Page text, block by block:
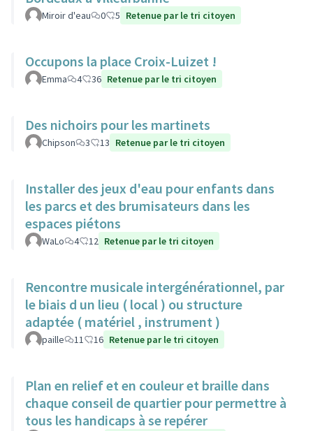
Miroir d'eau 0 5 Retenue par le tri citoyen
Occupons la place Croix-Luizet !
Emma 4 36 Retenue par le tri citoyen
Des nichoirs pour les martinets
Chipson 3 13 Retenue par le tri citoyen
Installer des jeux d'eau pour enfants dans
les parcs et des brumisateurs dans les
espaces piétons
WaLo 4 12 Retenue par le tri citoyen
Rencontre musicale intergénérationnel, par
le biais d un lieu ( local ) ou structure
adaptée ( matériel , instrument )
paille 11 16 Retenue par le tri citoyen
Plan en relief et en couleur et braille dans
chaque conseil de quartier pour permettre à
tous les handicaps à se repérer